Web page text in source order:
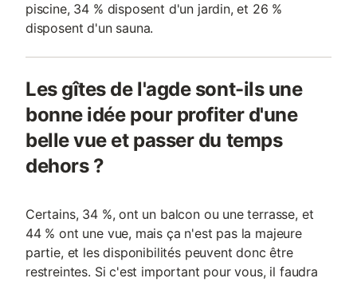
piscine, 34 % disposent d'un jardin, et 26 %
disposent d'un sauna.
Les gîtes de l'agde sont-ils une
bonne idée pour profiter d'une
belle vue et passer du temps
dehors ?
Certains, 34 %, ont un balcon ou une terrasse, et
44 % ont une vue, mais ça n'est pas la majeure
partie, et les disponibilités peuvent donc être
restreintes. Si c'est important pour vous, il faudra